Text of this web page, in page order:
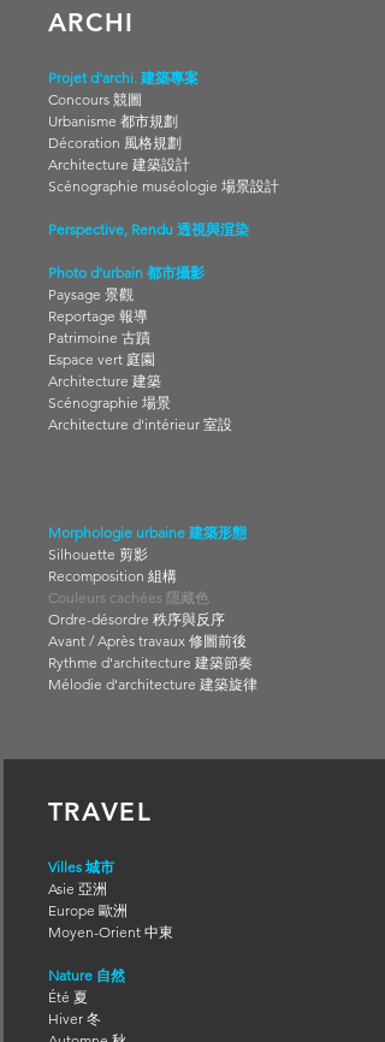
ARCHI
Projet d'archi. 建築專案
Concours 競圖
Urbanisme 都市規劃
Décoration 風格規劃
Architecture 建築設計
Scénographie muséologie 場景設計
Perspective, Rendu 透視與渲染
Photo d'urbain 都市攝影
Paysage 景觀
Reportage 報導
Patrimoine 古蹟
Espace vert 庭園
Architecture 建築
Scénographie 場景
Architecture d'intérieur 室設
Morphologie urbaine 建築形態
Silhouette 剪影
Recomposition 組構
Couleurs cachées 隱藏色
Ordre-désordre 秩序與反序
Avant / Après travaux 修圖前後
Rythme d'architecture 建築節奏
Mélodie d'architecture 建築旋律
TRAVEL
Villes 城市
Asie 亞洲
Europe 歐洲
Moyen-Orient 中東
Nature 自然
Été 夏
Hiver 冬